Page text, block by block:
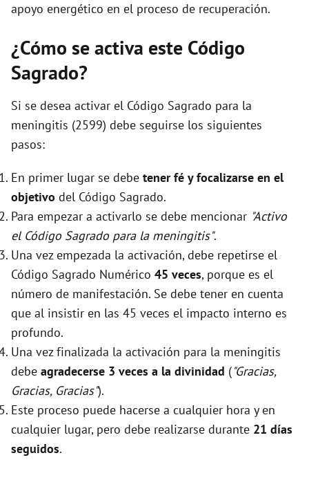
apoyo energético en el proceso de recuperación.
¿Cómo se activa este Código
Sagrado?
Si se desea activar el Código Sagrado para la
meningitis (2599) debe seguirse los siguientes
pasos:
En primer lugar se debe tener fé y focalizarse en el
objetivo del Código Sagrado.
Para empezar a activarlo se debe mencionar "Activo
el Código Sagrado para la meningitis".
Una vez empezada la activación, debe repetirse el
Código Sagrado Numérico 45 veces, porque es el
número de manifestación. Se debe tener en cuenta
que al insistir en las 45 veces el impacto interno es
profundo.
Una vez finalizada la activación para la meningitis
debe agradecerse 3 veces a la divinidad ("Gracias,
Gracias, Gracias").
Este proceso puede hacerse a cualquier hora y en
cualquier lugar, pero debe realizarse durante 21 días
seguidos.